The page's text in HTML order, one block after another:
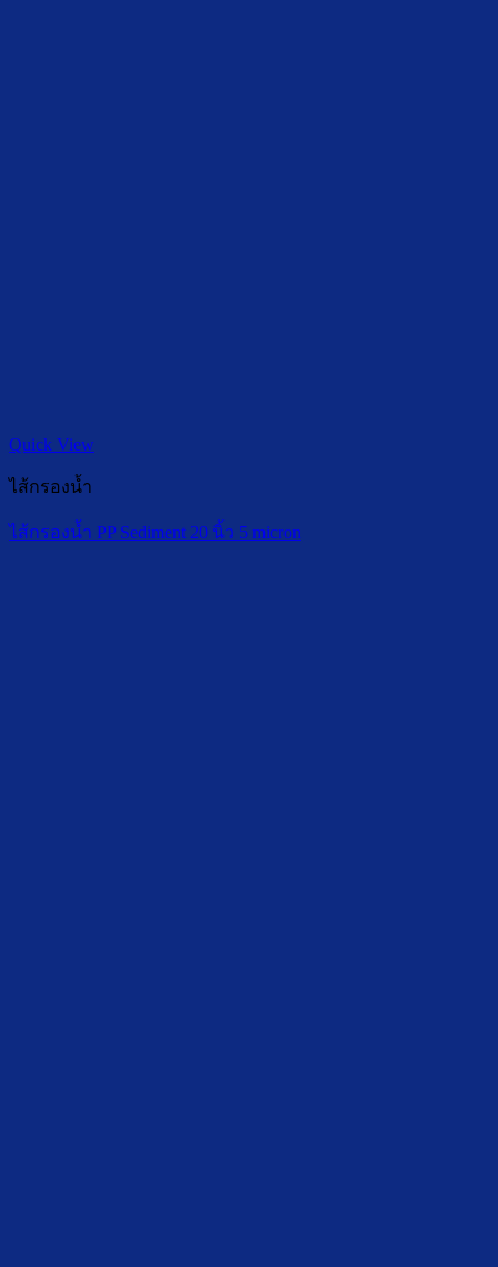
Quick View
ไส้กรองน้ำ
ไส้กรองน้ำ PP Sediment 20 นิ้ว 5 micron